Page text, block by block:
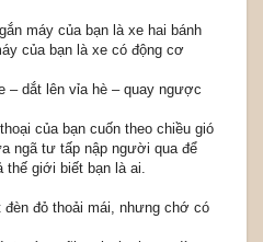
máy của bạn là xe hai bánh
của bạn là xe có động cơ
– dắt lên vỉa hè – quay ngược
của bạn cuốn theo chiều gió
ngã tư tấp nập người qua để
thế giới biết bạn là ai.
đỏ thoải mái, nhưng chớ có